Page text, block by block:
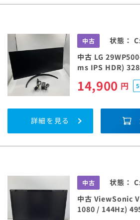
中古 状態：
中古 LG
ms IPS HDR)
14,900 円
詳細を見る
中古 状態：
中古 ViewSonic
1080 / 144Hz)